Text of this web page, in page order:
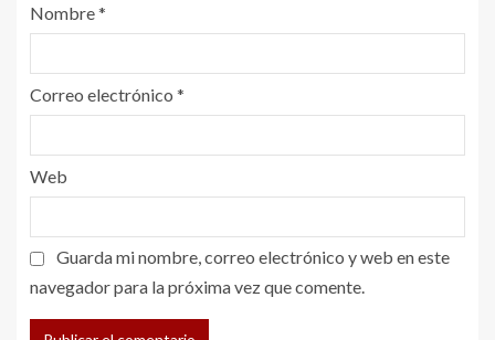
Nombre*
Correo electrónico *
Web
Guarda mi nombre, correo electrónico y web en este
navegador para la próxima vez que comente.